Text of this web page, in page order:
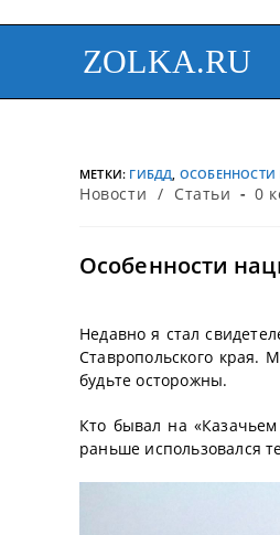
ZOLKA.RU
МЕТКИ: ГИБДД, ОСОБЕННОСТИ
Новости / Статьи 0
Особенности
Недавно я стал
Ставропольского края.
будьте осторожны.
Кто бывал на
раньше использовался